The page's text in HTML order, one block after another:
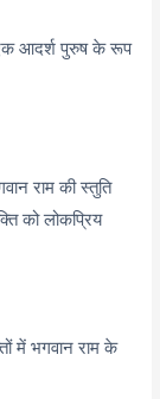
आदर्श पुरुष के रूप
राम की स्तुति
को लोकप्रिय
में भगवान राम के